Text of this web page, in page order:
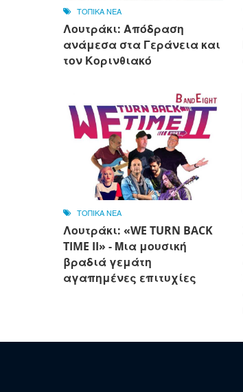
ΤΟΠΙΚΑ ΝΕΑ
Λουτράκι: Απόδραση
ανάμεσα στα Γεράνεια και
τον Κορινθιακό
ΤΟΠΙΚΑ ΝΕΑ
Λουτράκι: «WE TURN BACK
TIME II» - Μια μουσική
βραδιά γεμάτη
αγαπημένες επιτυχίες